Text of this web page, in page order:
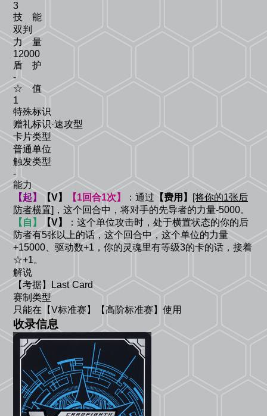
3
技 能
双判
力 量
12000
盾 护
-
☆ 值
1
特殊标识
赠礼标识·速攻型
卡片类型
普通单位
触发类型
-
能力
【起】
【V】 【1回合1次】 ：通过 【费用】
[将你的1张后
防者横置] ，这个回合中，将对手的先导者的力量-5000。
【自】
【V】
：这个单位攻击时，处于横置状态的你的后
防者有5张以上的话，这个回合中，这个单位的力量
+15000、驱动数+1，你的灵魂里有等级3的卡的话，接着
☆+1。
解说
【考据】Last Card
赛制类型
只能在【V标准赛】【高阶标准赛】使用
收录信息